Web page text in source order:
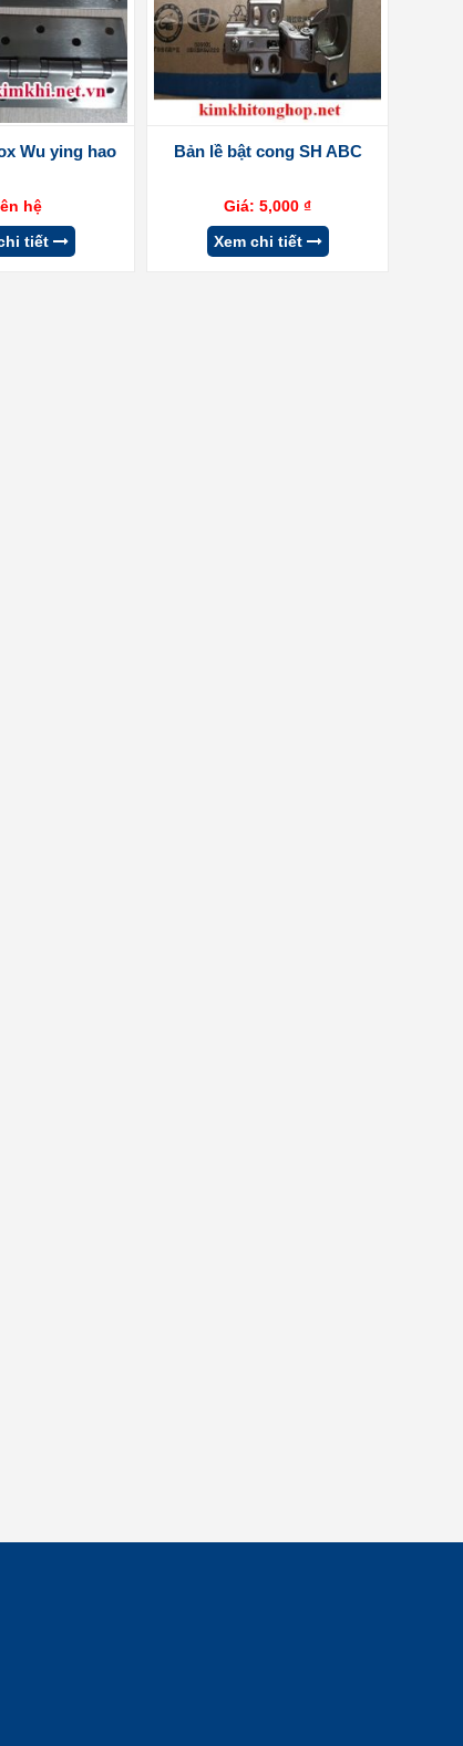
Wu ying hao
hệ
tiết
Bản lề bật cong SH ABC
Giá:5,000₫
Xem chi tiết